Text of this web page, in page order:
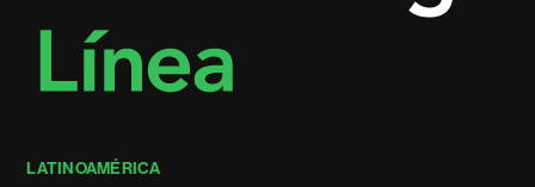
LATINOAMÉRICA